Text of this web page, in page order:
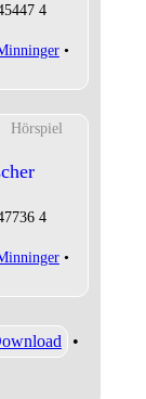
4
•
Hörspiel
4
•
•